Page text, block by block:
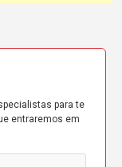
para te
entraremos em